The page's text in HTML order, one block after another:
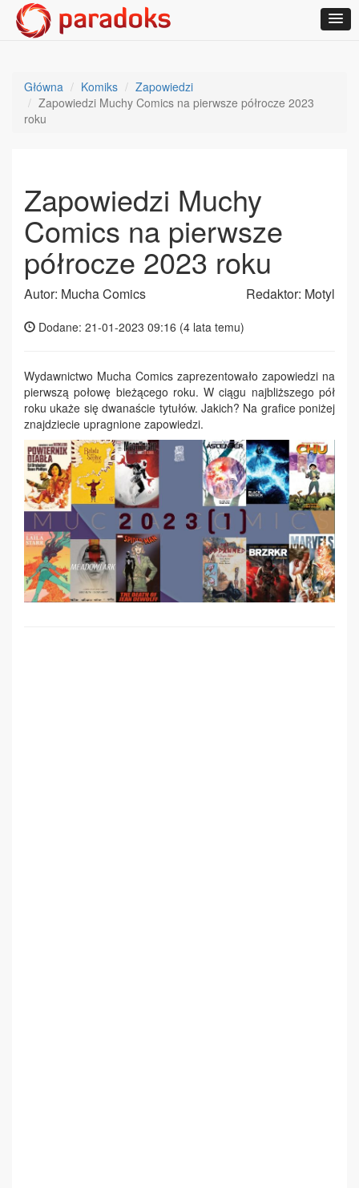
Główna Komiks
Zapowiedzi
Zapowiedzi Muchy Comics na pierwsze półrocze 2023
roku
Zapowiedzi Muchy
Comics na pierwsze
półrocze 2023 roku
Autor: Mucha Comics Redaktor: Motyl
Dodane: 21-01-2023 09:16 (4 lata temu)
Wydawnictwo Mucha Comics zaprezentowało zapowiedzi na
pierwszą połowę bieżącego roku. W ciągu najbliższego pół
roku ukaże się dwanaście tytułów. Jakich? Na grafice poniżej
znajdziecie upragnione zapowiedzi.